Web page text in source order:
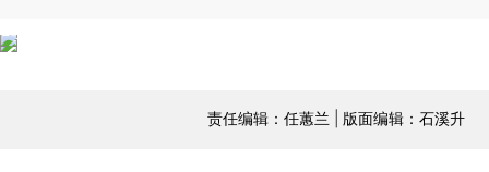
责任编辑：任蕙兰 | 版面编辑：石溪升